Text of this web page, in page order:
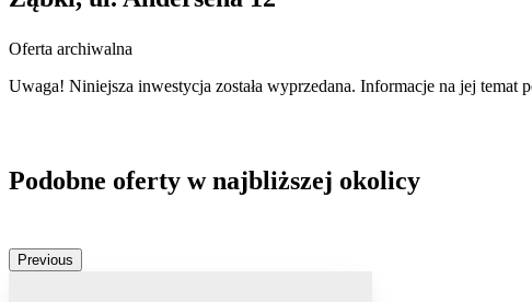
Oferta archiwalna
Uwaga! Niniejsza inwestycja została wyprzedana. Informacje na jej
Podobne oferty w najbliższej okolicy
Previous